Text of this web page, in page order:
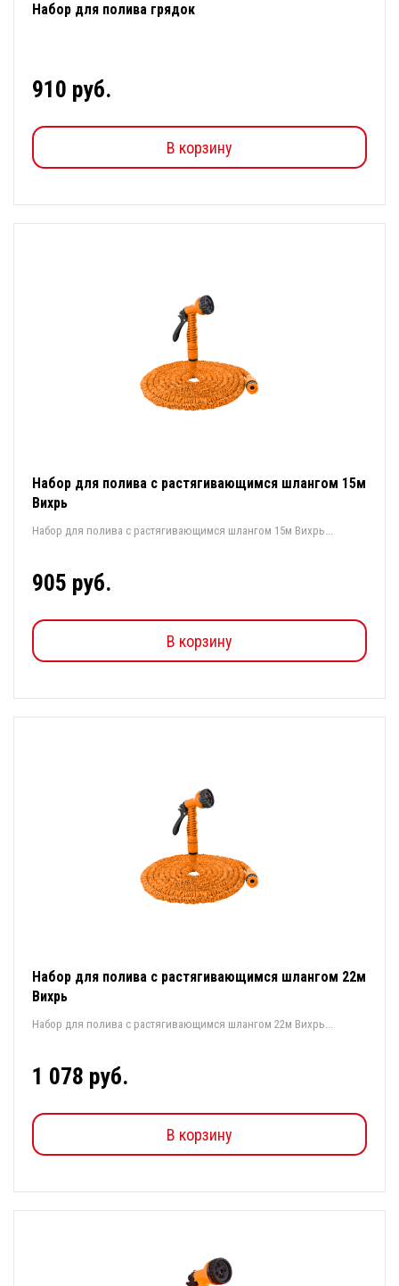
Набор для полива грядок
910 руб.
В корзину
Набор для полива с растягивающимся шлангом 15м
Вихрь
Набор для полива с растягивающимся шлангом 15м Вихрь...
905 руб.
В корзину
Набор для полива с растягивающимся шлангом 22м
Вихрь
Набор для полива с растягивающимся шлангом 22м Вихрь...
1 078 руб.
В корзину